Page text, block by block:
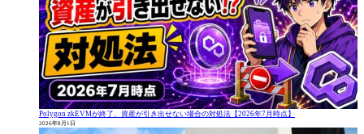
Polygon zkEVMが終了、資産が引き出せない場合の対処法【2026年7月時点】
2026年8月1日